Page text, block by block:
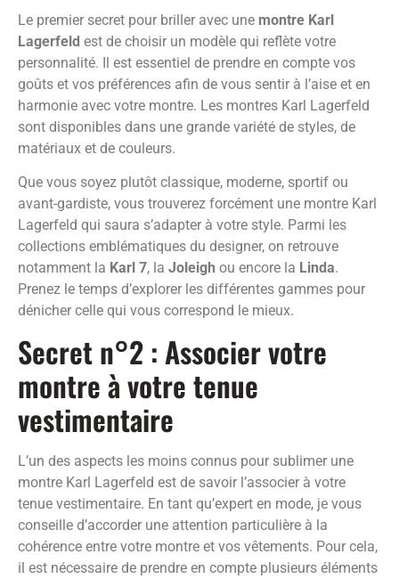
Le premier secret pour briller avec une montre Karl
Lagerfeld est de choisir un modèle qui reflète votre
personnalité. Il est essentiel de prendre en compte vos
goûts et vos préférences afin de vous sentir à l’aise et en
harmonie avec votre montre. Les montres Karl Lagerfeld
sont disponibles dans une grande variété de styles, de
matériaux et de couleurs.
Que vous soyez plutôt classique, moderne, sportif ou
avant-gardiste, vous trouverez forcément une montre Karl
Lagerfeld qui saura s’adapter à votre style. Parmi les
collections emblématiques du designer, on retrouve
notamment la Karl 7, la Joleigh ou encore la Linda.
Prenez le temps d’explorer les différentes gammes pour
dénicher celle qui vous correspond le mieux.
Secret n°2 : Associer votre
montre à votre tenue
vestimentaire
L’un des aspects les moins connus pour sublimer une
montre Karl Lagerfeld est de savoir l’associer à votre
tenue vestimentaire. En tant qu’expert en mode, je vous
conseille d’accorder une attention particulière à la
cohérence entre votre montre et vos vêtements. Pour cela,
il est nécessaire de prendre en compte plusieurs éléments